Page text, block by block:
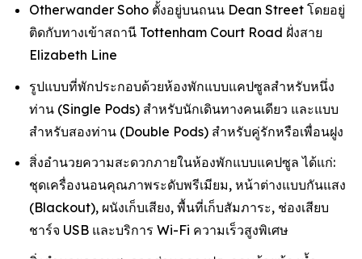
Otherwander Soho ตั้งอยู่บนถนน Dean Street โดยอยู่
ติดกับทางเข้าสถานี Tottenham Court Road ฝั่งสาย
Elizabeth Line
รูปแบบที่พักประกอบด้วยห้องพักแบบแคปซูลสำหรับหนึ่ง
ท่าน (Single Pods) สำหรับนักเดินทางคนเดียว และแบบ
สำหรับสองท่าน (Double Pods) สำหรับคู่รักหรือเพื่อนฝูง
สิ่งอำนวยความสะดวกภายในห้องพักแบบแคปซูล ได้แก่:
ชุดเครื่องนอนคุณภาพระดับพรีเมียม, หน้าต่างแบบกันแสง
(Blackout), ผนังเก็บเสียง, พื้นที่เก็บสัมภาระ, ช่องเสียบ
ชาร์จ USB และบริการ Wi-Fi ความเร็วสูงพิเศษ